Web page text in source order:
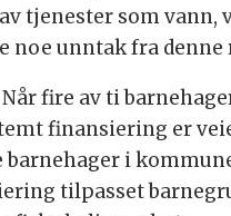
tjenester som vann,
noe unntak fra denne
fire av ti
finansiering er
i
tilpasset